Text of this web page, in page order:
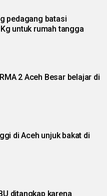
pedagang batasi
untuk rumah tangga
2 Aceh Besar belajar di
di Aceh unjuk bakat di
ditangkap karena